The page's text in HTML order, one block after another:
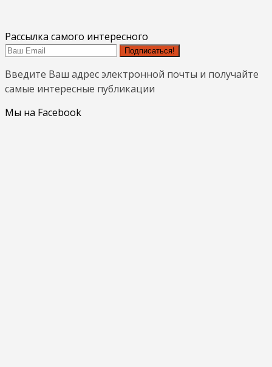
Рассылка самого интересного
Подписаться!
Введите Ваш адрес электронной почты и получайте
самые интересные публикации
Мы на Facebook